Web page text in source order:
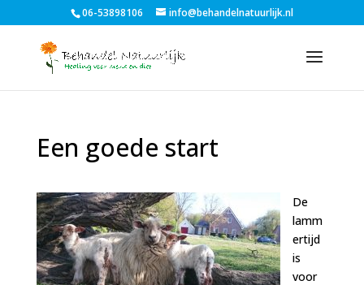
06-53898106 info@behandelnatuurlijk.nl
Een goede start
De
lamm
ertijd
is
voor